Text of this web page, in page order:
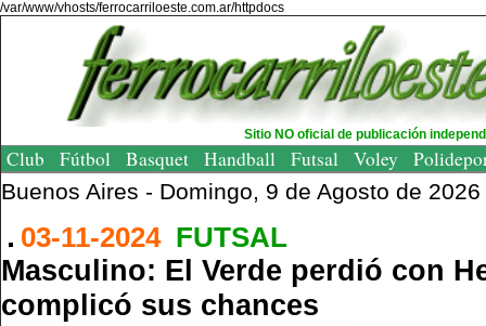
/var/www/vhosts/ferrocarriloeste.com.ar/httpdocs
Sitio NO oficial de publicación
Club Fútbol Basquet Handball Futsal Voley
Buenos Aires - Domingo, 9 de Agosto de 2026
03-11-2024 FUTSAL
Masculino: El Verde perdió con
complicó sus chances